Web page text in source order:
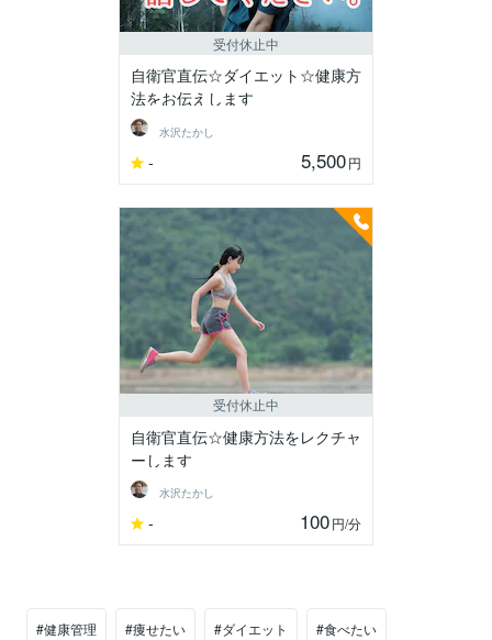
受付休止中
自衛官直伝☆ダイエット☆健康方
法をお伝えします
水沢たかし
- 5,500円
受付休止中
自衛官直伝☆健康方法をレクチャ
ーします
水沢たかし
- 100円/分
#健康管理 #痩せたい #ダイエット #食べたい